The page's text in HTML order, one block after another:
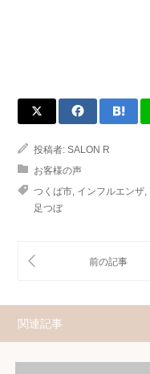
投稿者: SALON R
お客様の声
つくば市 インフルエンザ
足つぼ
関連記事